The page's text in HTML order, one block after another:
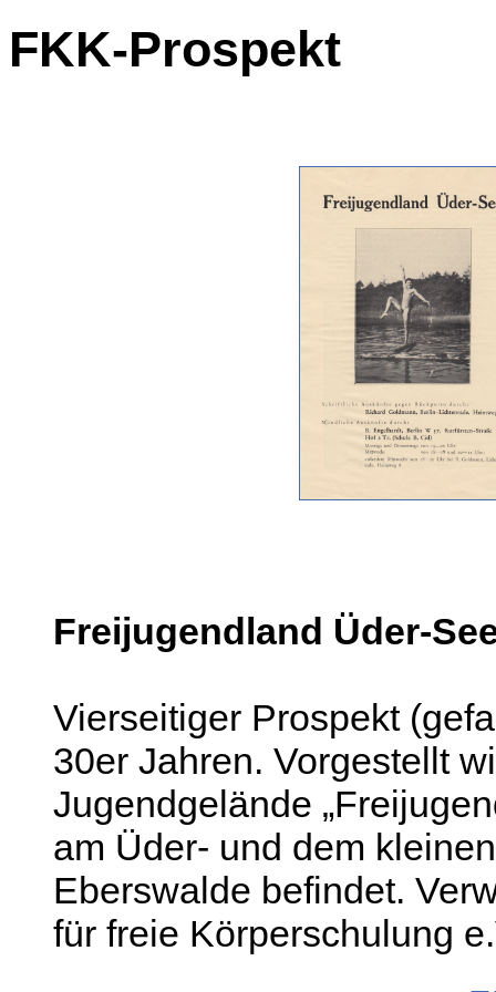
FKK-Prospekt
Freijugendland Üder-
Vierseitiger Prospekt
30er Jahren. Vorgestellt
Jugendgelände
am Üder- und dem
Eberswalde befindet.
für freie Körperschulung